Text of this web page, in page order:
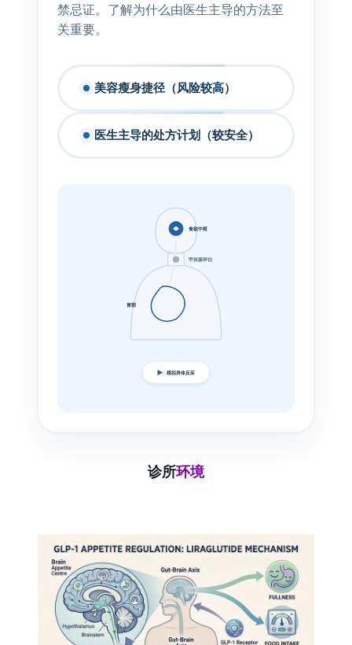
禁忌证。了解为什么由医生主导的方法至
关重要。
美容瘦身捷径（风险较高）
医生主导的处方计划（较安全）
食欲中枢
甲状腺评估
胃部
模拟身体反应
诊所环境